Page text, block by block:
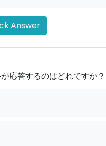
Answer
応答するのはどれですか？